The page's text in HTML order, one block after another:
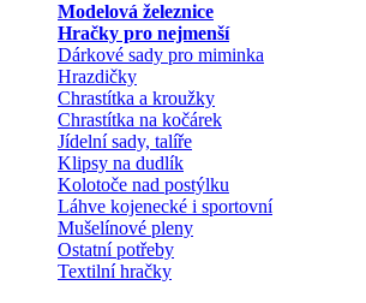
Modelová železnice
Hračky pro nejmenší
Dárkové sady pro miminka
Hrazdičky
Chrastítka a kroužky
Chrastítka na kočárek
Jídelní sady, talíře
Klipsy na dudlík
Kolotoče nad postýlku
Láhve kojenecké i sportovní
Mušelínové pleny
Ostatní potřeby
Textilní hračky